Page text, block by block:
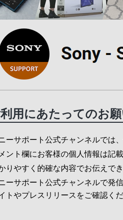
用にあたってのお
ーサポート公式チャンネルでは
ント欄にお客様の個人情報は記
りやすく的確な内容でお伝えで
ーサポート公式チャンネルで発
トやプレスリリースをご確認くだ